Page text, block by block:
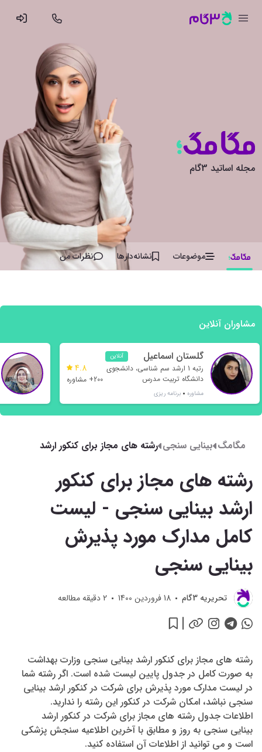
مجله اساتید 3گام
موضوعات نشانه‌دار‌ها نظرات من
مشاوران آنلاین
گلستان اسماعیل
نژاد
آنلاین
رتبه 1 ارشد سم شناسی، دانشجوی
دانشگاه تربیت مدرس
مشاوره برنامه ریزی
4.8
200+ مشاوره
مگامگ بینایی سنجی رشته های مجاز برای کنکور ارشد
مورد پذیرش بینایی سنجی
رشته های مجاز برای کنکور
ارشد بینایی سنجی - لیست
کامل مدارک مورد پذیرش
بینایی سنجی
تحريريه 3گام 18 فروردین 1400 2دقیقه مطالعه
رشته های مجاز برای کنکور ارشد بینایی سنجی وزارت بهداشت
به صورت کامل در جدول پایین لیست شده است. اگر رشته شما
در لیست مدارک مورد پذیرش برای شرکت در کنکور ارشد بینایی
سنجی نباشد، امکان شرکت در کنکور این رشته را ندارید.
اطلاعات جدول رشته های مجاز برای شرکت در کنکور ارشد
بینایی سنجی به روز و مطابق با آخرین اطلاعیه سنجش پزشکی
است و می توانید از اطلاعات آن استفاده کنید.